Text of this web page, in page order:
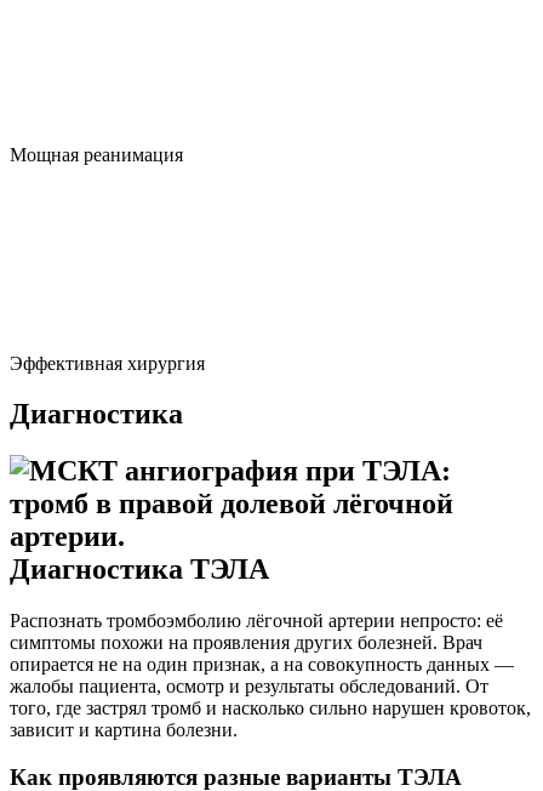
Мощная реанимация
Эффективная хирургия
Диагностика
Диагностика ТЭЛА
Распознать тромбоэмболию лёгочной артерии непросто: её
симптомы похожи на проявления других болезней. Врач
опирается не на один признак, а на совокупность данных —
жалобы пациента, осмотр и результаты обследований. От
того, где застрял тромб и насколько сильно нарушен кровоток,
зависит и картина болезни.
Как проявляются разные варианты ТЭЛА